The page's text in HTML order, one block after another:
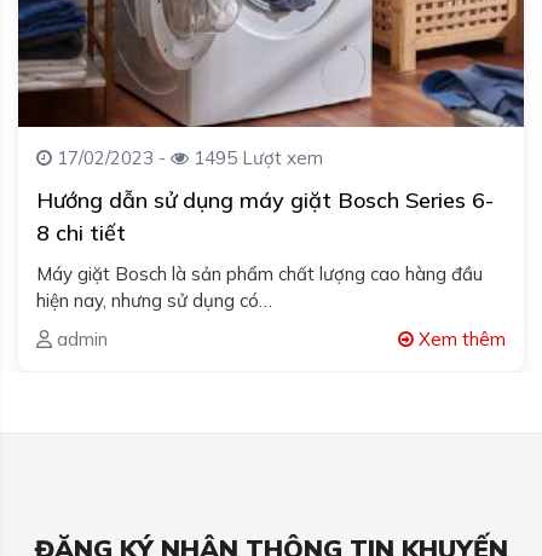
17/02/2023 - 1495 Lượt xem
Hướng dẫn sử dụng máy giặt Bosch Series 6-
8 chi tiết
Máy giặt Bosch là sản phẩm chất lượng cao hàng đầu
hiện nay, nhưng sử dụng có…
admin
Xem thêm
ĐĂNG KÝ NHẬN THÔNG TIN KHUYẾN